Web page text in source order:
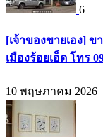
6
[เจ้าของขายเอง]
เมืองร้อยเอ็ด โทร
10 พฤษภาคม 2026